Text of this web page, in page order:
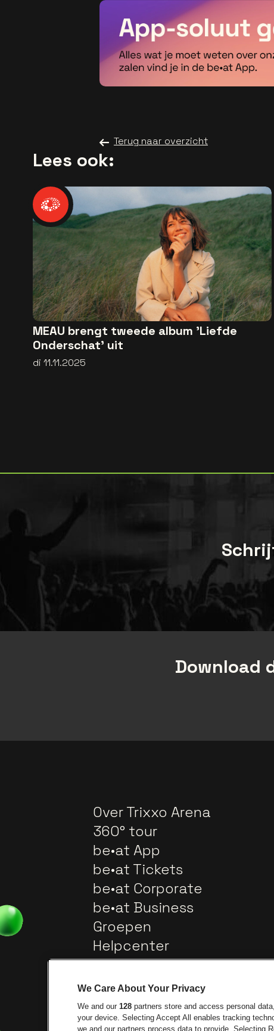
Terug naar overzicht
Lees ook:
MEAU brengt tweede album 'Liefde
Onderschat' uit
di 11.11.2025
Download
Over Trixxo Arena
360° tour
be•at App
be•at Tickets
be•at Corporate
be•at Business
Groepen
Helpcenter
Contact
We Care About Your Privacy
We and our 128 partners store and access personal
your device. Selecting Accept All enables tracking
we and our partners process data to provide. Selecting